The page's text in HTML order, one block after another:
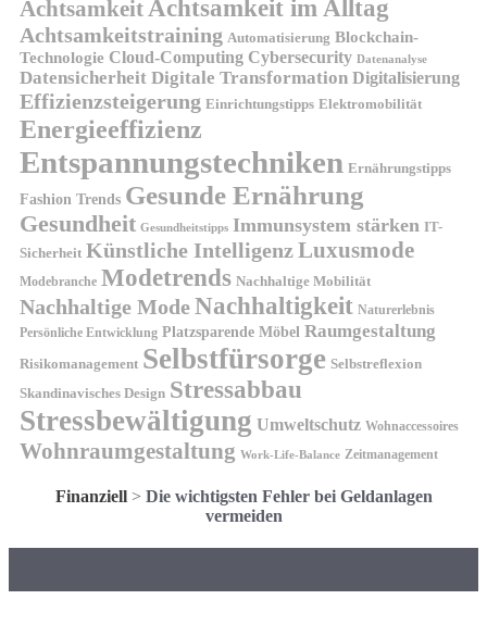
Achtsamkeit Achtsamkeit im Alltag
Achtsamkeitstraining Automatisierung Blockchain-
Technologie Cloud-Computing Cybersecurity Datenanalyse
Datensicherheit Digitale Transformation Digitalisierung
Effizienzsteigerung Einrichtungstipps Elektromobilität
Energieeffizienz
Entspannungstechniken Ernährungstipps
Fashion Trends Gesunde Ernährung
Gesundheit Gesundheitstipps Immunsystem stärken IT-
Sicherheit Künstliche IntelligenzLuxusmode
Modebranche Modetrends Nachhaltige Mobilität
Nachhaltige ModeNachhaltigkeit Naturerlebnis
Persönliche Entwicklung Platzsparende Möbel Raumgestaltung
Risikomanagement Selbstfürsorge Selbstreflexion
Skandinavisches Design Stressabbau
Stressbewältigung Umweltschutz Wohnaccessoires
Wohnraumgestaltung Work-Life-Balance Zeitmanagement
Finanziell> Die wichtigsten Fehler bei Geldanlagen
vermeiden